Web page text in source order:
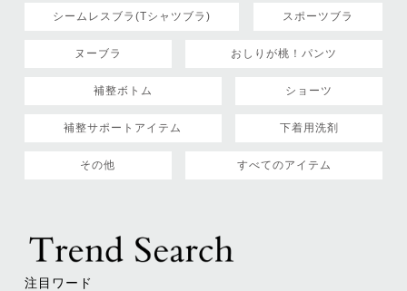
シームレスブラ(Tシャツブラ) スポーツブラ
ヌーブラ おしりが桃！パンツ
補整ボトム ショーツ
補整サポートアイテム 下着用洗剤
その他 すべてのアイテム
注目ワード